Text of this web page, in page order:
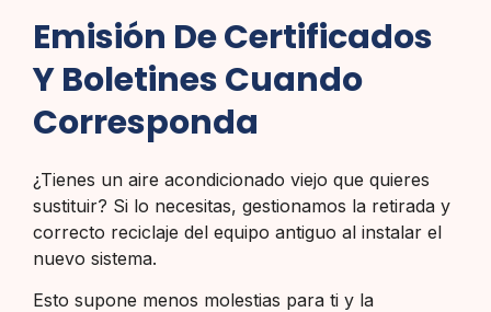
Emisión De Certificados
Y Boletines Cuando
Corresponda
¿Tienes un aire acondicionado viejo que quieres
sustituir? Si lo necesitas, gestionamos la retirada y
correcto reciclaje del equipo antiguo al instalar el
nuevo sistema.
Esto supone menos molestias para ti y la